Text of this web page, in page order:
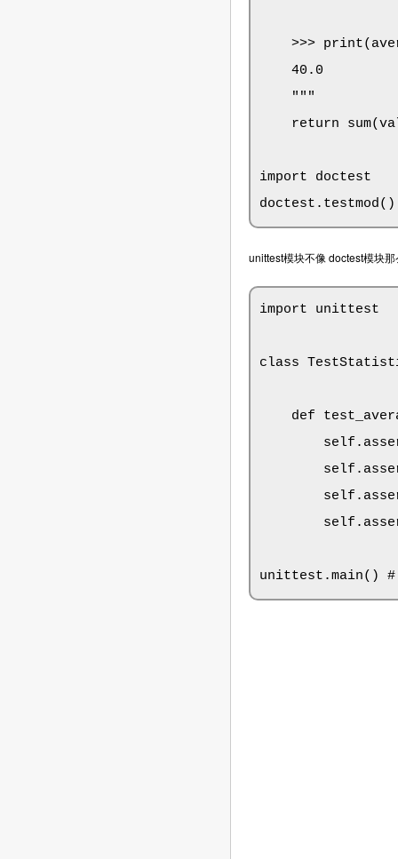
>>>
40.0
"""
return
import doctest
doctest.testmod()
unittest模块不像 doctest模块
import unittest
class
def
unittest.main() #